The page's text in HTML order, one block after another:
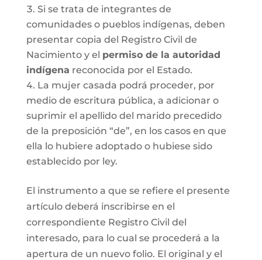
Si se trata de integrantes de
comunidades o pueblos indígenas, deben
presentar copia del Registro Civil de
Nacimiento y el permiso de la autoridad
indígena reconocida por el Estado.
La mujer casada podrá proceder, por
medio de escritura pública, a adicionar o
suprimir el apellido del marido precedido
de la preposición “de”, en los casos en que
ella lo hubiere adoptado o hubiese sido
establecido por ley.
El instrumento a que se refiere el presente
artículo deberá inscribirse en el
correspondiente Registro Civil del
interesado, para lo cual se procederá a la
apertura de un nuevo folio. El original y el